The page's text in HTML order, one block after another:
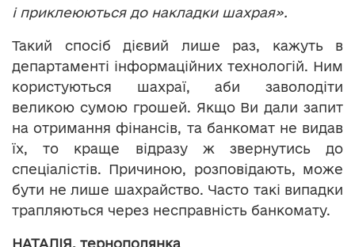
і приклеюються до накладки шахрая».
Такий спосіб дієвий лише раз, кажуть в
департаменті інформаційних технологій. Ним
користуються шахраї, аби заволодіти
великою сумою грошей. Якщо Ви дали запит
на отримання фінансів, та банкомат не видав
їх, то краще відразу ж звернутись до
спеціалістів. Причиною, розповідають, може
бути не лише шахрайство. Часто такі випадки
трапляються через несправність банкомату.
НАТАЛІЯ, тернополянка